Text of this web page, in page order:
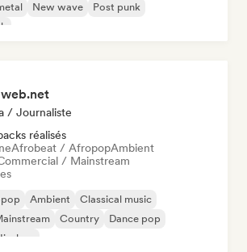
New wave
Post punk
/ Journaliste
réalisés
Afrobeat / AfropopAmbient
/ Mainstream
Ambient
Classical music
Country
Dance pop
hop